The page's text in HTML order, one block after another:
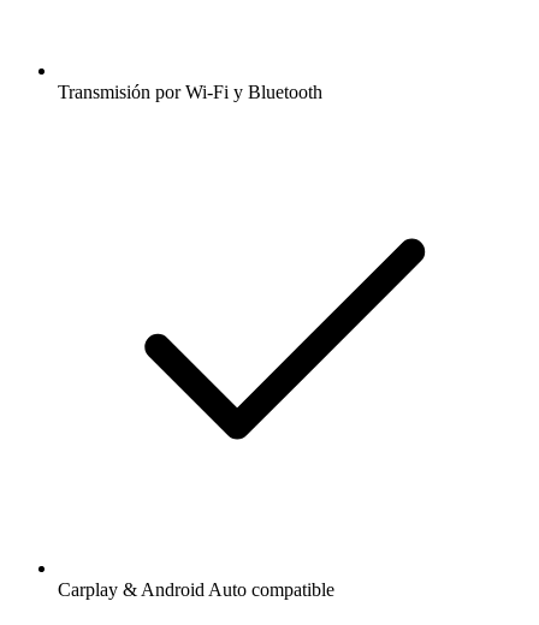
Transmisión por Wi-Fi y Bluetooth
Carplay & Android Auto compatible